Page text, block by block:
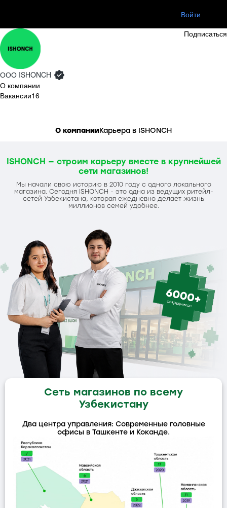
Войти
Подписаться
ООО ISHONCH
О компании
Вакансии16
О компанииКарьера в ISHONCH
ISHONCH — строим карьеру вместе в крупнейшей
сети магазинов!
Мы начали свою историю в 2010 году с одного локального
магазина. Сегодня ISHONCH - это одна из ведущих ритейл-
сетей Узбекистана, которая ежедневно делает жизнь
миллионов семей удобнее.
Сеть магазинов по всему
Узбекистану
Два центра управления: Современные головные
офисы в Ташкенте и Коканде.